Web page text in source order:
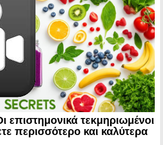
επιστημονικά τεκμηριωμένοι
περισσότερο και καλύτερα